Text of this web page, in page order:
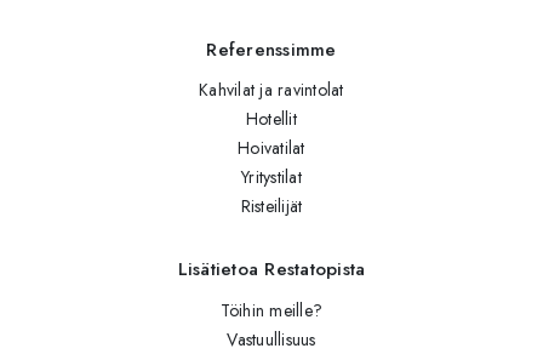
Referenssimme
Kahvilat ja ravintolat
Hotellit
Hoivatilat
Yritystilat
Risteilijät
Lisätietoa Restatopista
Töihin meille?
Vastuullisuus